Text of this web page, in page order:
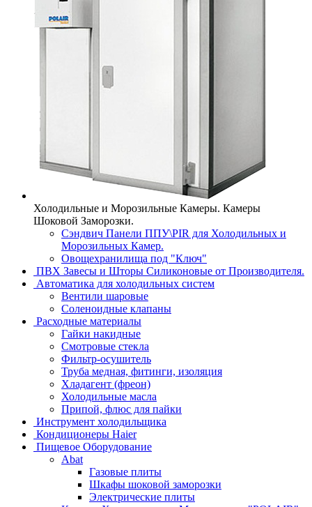
Холодильные и Морозильные Камеры. Камеры
Шоковой Заморозки.
Сэндвич Панели ППУ\PIR для Холодильных и
Морозильных Камер.
Овощехранилища под "Ключ"
ПВХ Завесы и Шторы Силиконовые от Производителя.
Автоматика для холодильных систем
Вентили шаровые
Соленоидные клапаны
Расходные материалы
Гайки накидные
Смотровые стекла
Фильтр-осушитель
Труба медная, фитинги, изоляция
Хладагент (фреон)
Холодильные масла
Припой, флюс для пайки
Инструмент холодильщика
Кондиционеры Haier
Пищевое Оборудование
Abat
Газовые плиты
Шкафы шоковой заморозки
Электрические плиты